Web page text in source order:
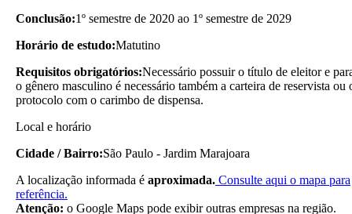
Conclusão:1º semestre de 2020 ao 1º semestre de 2029
Horário de estudo:Matutino
Requisitos obrigatórios:Necessário possuir o título de eleitor e
o gênero masculino é necessário também a carteira de reservista ou
protocolo com o carimbo de dispensa.
Local e horário
Cidade / Bairro:São Paulo - Jardim Marajoara
A localização informada é aproximada. Consulte aqui o mapa para
referência.
Atenção: o Google Maps pode exibir outras empresas na região.